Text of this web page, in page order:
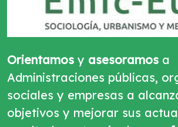
Orientamos y asesoramos a
Administraciones públicas,
sociales y empresas a
objetivos y mejorar sus